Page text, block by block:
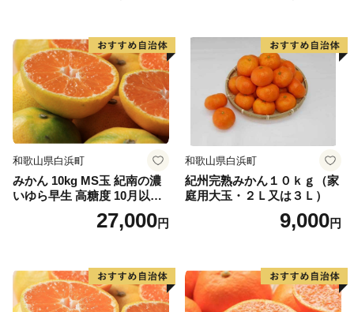
和歌山県白浜町
みかん 10kg MS玉 紀南の濃
いゆら早生 高糖度 10月以降
発送 マルチ被覆栽培27,000円
和歌山県白浜町
紀州完熟みかん１０ｋｇ（家
庭用大玉・２Ｌ又は３Ｌ）
9,000円